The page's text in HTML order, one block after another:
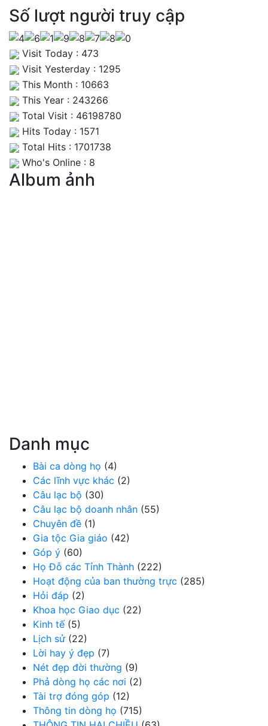
Số lượt người truy cập
Visit Today : 473
Visit Yesterday : 1295
This Month : 10663
This Year : 243266
Total Visit : 46198780
Hits Today : 1571
Total Hits : 1701738
Who's Online : 8
Album ảnh
Danh mục
Bài ca dòng họ (4)
Các lĩnh vực khác (2)
Câu lạc bộ (30)
Câu lạc bộ doanh nhân (55)
Chuyên đề (1)
Gia tộc Gia giáo (42)
Góp ý (60)
Họ Đỗ các Tỉnh Thành (222)
Hoạt động của ban thường trực (285)
Hỏi đáp (2)
Khoa học Giao dục (22)
Kinh tế(5)
Lịch sử(22)
Lời hay ý đẹp (7)
Nét đẹp đời thường (9)
Phả dòng họ các nơi (2)
Tài trợ đóng góp (12)
Thông tin dòng họ (715)